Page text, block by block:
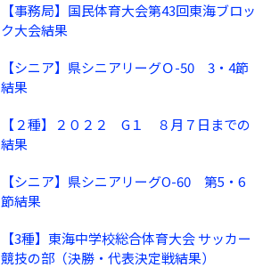
【事務局】国民体育大会第43回東海ブロッ
ク大会結果
【シニア】県シニアリーグＯ-50 3・4節
結果
【２種】２０２２ G１ ８月７日までの
結果
【シニア】県シニアリーグO-60 第5・6
節結果
【3種】東海中学校総合体育大会 サッカー
競技の部（決勝・代表決定戦結果）